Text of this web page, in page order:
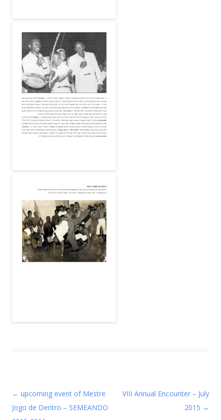
Post navigation
← upcoming event of Mestre
Jogo de Dentro – SEMEANDO
VIII Annual Encounter – July
2015 →